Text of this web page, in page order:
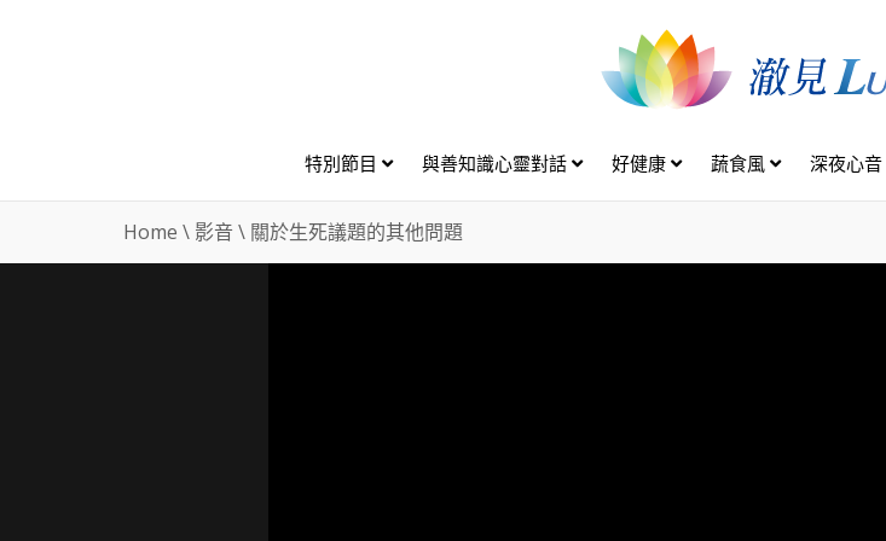
特別節目 與善知識心靈對話 好健康 蔬食風 深夜心音
Home \ 影音 \ 關於生死議題的其他問題